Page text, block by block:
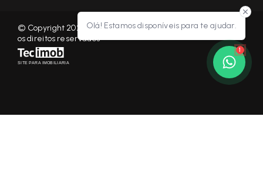
Olá! Estamos disponíveis para te ajudar.
1
© Copyright 2026 - KF NEGÓCIOS IMOBILIÁRIOS RP - Todos
os direitos reservados
SITE PARA IMOBILIARIA